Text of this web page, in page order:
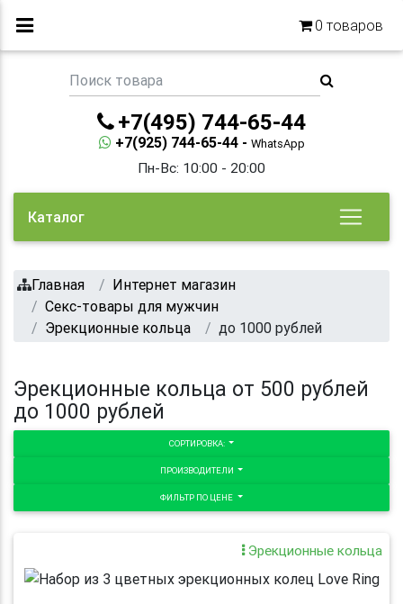
0 товаров
+7(495) 744-65-44
+7(925) 744-65-44 - WhatsApp
Пн-Вс: 10:00 - 20:00
Каталог
Главная
Интернет магазин
Секс-товары для мужчин
Эрекционные кольца
до 1000 рублей
Эрекционные кольца от 500 рублей
до 1000 рублей
СОРТИРОВКА:
ПРОИЗВОДИТЕЛИ
ФИЛЬТР ПО ЦЕНЕ
Эрекционные кольца